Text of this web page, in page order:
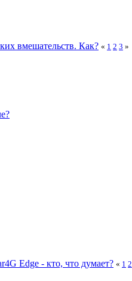
вмешательств. Как? « 1 2 3 »
Edge - кто, что думает? « 1 2